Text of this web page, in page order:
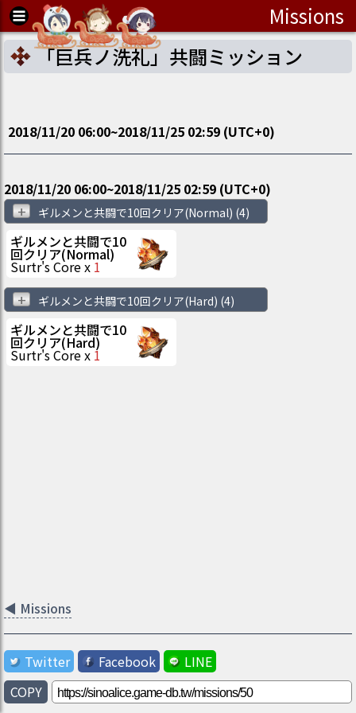
Missions
「巨兵ノ洗礼」共闘ミッション
2018/11/20 06:00~2018/11/25 02:59 (UTC+0)
2018/11/20 06:00~2018/11/25 02:59 (UTC+0)
+ ギルメンと共闘で10回クリア(Normal) (4)
ギルメンと共闘で10
回クリア(Normal)
Surtr's Corex 1
+ ギルメンと共闘で10回クリア(Hard) (4)
ギルメンと共闘で10
回クリア(Hard)
Surtr's Corex 1
◀ Missions
Twitter Facebook
LINE
COPY